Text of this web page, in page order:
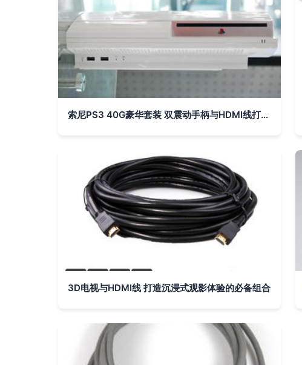
索尼PS3 40G豪华套装 双震动手柄与HDMI线打造的经典游戏体验
3D电视与HDMI线 打造沉浸式观影体验的必备组合